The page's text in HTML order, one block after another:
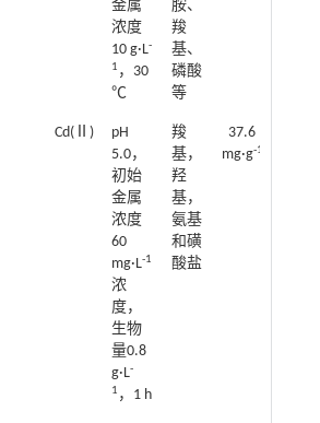
金属
浓度
10 g·L-
1 ，30
℃
胺、
羧
基、
磷酸
等
Cd(Ⅱ)
pH
5.0，
初始
金属
浓度
60
mg·L-1
浓
度，
生物
量0.8
g·L-
1 ，1 h
羧
基，
羟
基，
氨基
和磺
酸盐
37.6
mg·g-1